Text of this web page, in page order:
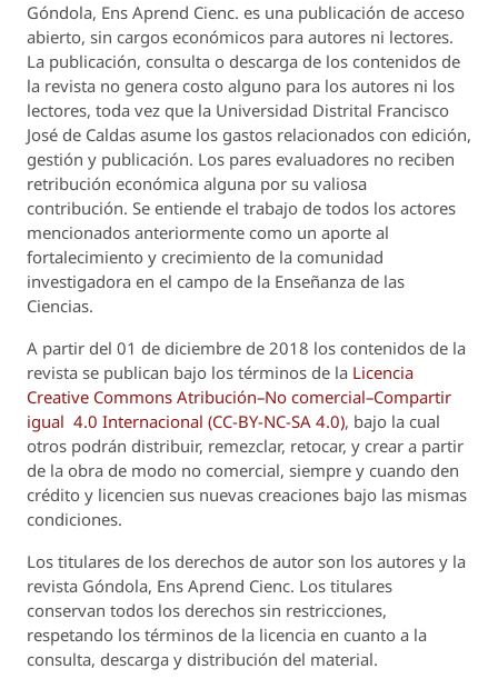
Góndola, Ens Aprend Cienc. es una publicación de acceso
abierto, sin cargos económicos para autores ni lectores.
La publicación, consulta o descarga de los contenidos de
la revista no genera costo alguno para los autores ni los
lectores, toda vez que la Universidad Distrital Francisco
José de Caldas asume los gastos relacionados con edición,
gestión y publicación. Los pares evaluadores no reciben
retribución económica alguna por su valiosa
contribución. Se entiende el trabajo de todos los actores
mencionados anteriormente como un aporte al
fortalecimiento y crecimiento de la comunidad
investigadora en el campo de la Enseñanza de las
Ciencias.
A partir del 01 de diciembre de 2018 los contenidos de la
revista se publican bajo los términos de la Licencia
Creative Commons Atribución–No comercial–Compartir
igual 4.0 Internacional (CC-BY-NC-SA 4.0), bajo la cual
otros podrán distribuir, remezclar, retocar, y crear a partir
de la obra de modo no comercial, siempre y cuando den
crédito y licencien sus nuevas creaciones bajo las mismas
condiciones.
Los titulares de los derechos de autor son los autores y la
revista Góndola, Ens Aprend Cienc. Los titulares
conservan todos los derechos sin restricciones,
respetando los términos de la licencia en cuanto a la
consulta, descarga y distribución del material.